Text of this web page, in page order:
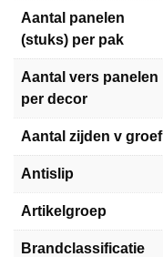
Aantal panelen
(stuks) per pak
Aantal vers panelen
per decor
Aantal zijden v groef
Antislip
Artikelgroep
Brandclassificatie